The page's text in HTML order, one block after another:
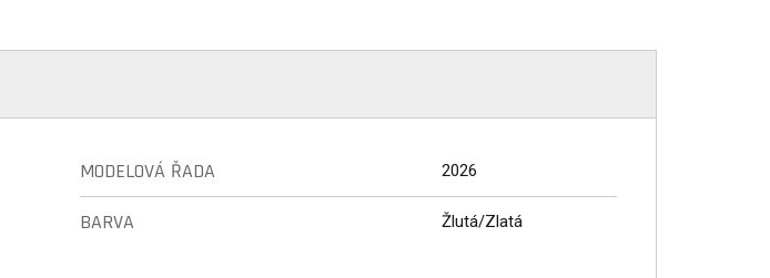
MODELOVÁ ŘADA 2026
BARVA Žlutá/Zlatá